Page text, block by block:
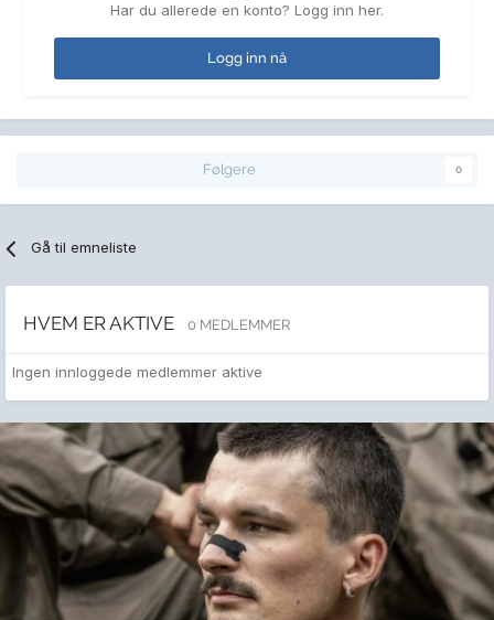
Har du allerede en konto? Logg inn her.
Logg inn nå
Følgere 0
Gå til emneliste
HVEM ER AKTIVE 0 MEDLEMMER
Ingen innloggede medlemmer aktive